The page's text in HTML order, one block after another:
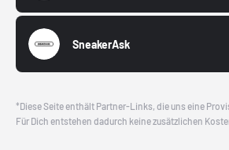
SneakerAsk
*Diese Seite enthält Partner-Links, die uns eine
Für Dich entstehen dadurch keine zusätzlichen